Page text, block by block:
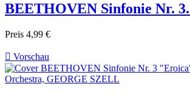
BEETHOVEN Sinfonie Nr.
Preis 4,99 €
 Vorschau